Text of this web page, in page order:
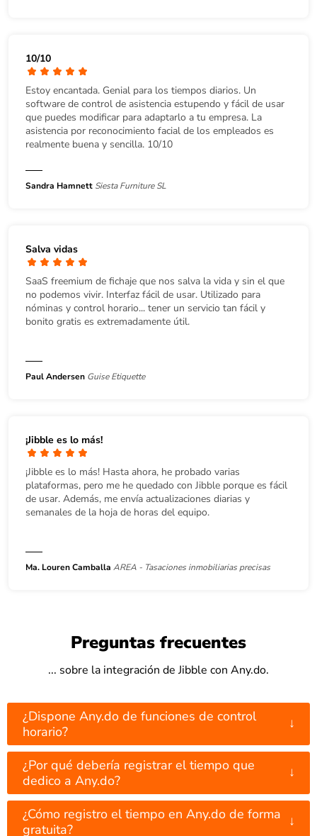
10/10
Estoy encantada. Genial para los tiempos diarios. Un
software de control de asistencia estupendo y fácil de usar
que puedes modificar para adaptarlo a tu empresa. La
asistencia por reconocimiento facial de los empleados es
realmente buena y sencilla. 10/10
Sandra Hamnett Siesta Furniture SL
Salva vidas
SaaS freemium de fichaje que nos salva la vida y sin el que
no podemos vivir. Interfaz fácil de usar. Utilizado para
nóminas y control horario... tener un servicio tan fácil y
bonito gratis es extremadamente útil.
Paul Andersen Guise Etiquette
¡Jibble es lo más!
¡Jibble es lo más! Hasta ahora, he probado varias
plataformas, pero me he quedado con Jibble porque es fácil
de usar. Además, me envía actualizaciones diarias y
semanales de la hoja de horas del equipo.
Ma. Louren Camballa AREA - Tasaciones inmobiliarias precisas
Preguntas frecuentes
... sobre la integración de Jibble con Any.do.
¿Dispone Any.do de funciones de control
horario?
↓
¿Por qué debería registrar el tiempo que
dedico a Any.do?
↓
¿Cómo registro el tiempo en Any.do de forma
gratuita?
↓